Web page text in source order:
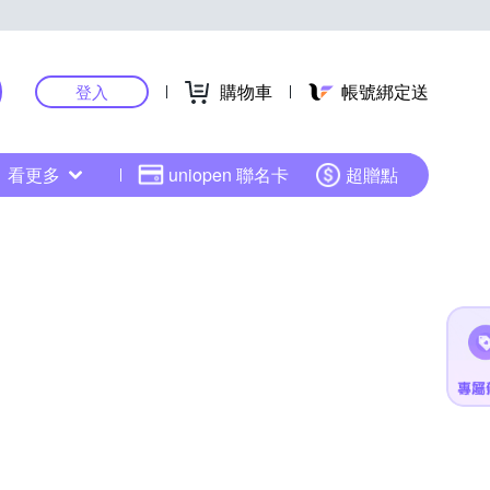
登入 購物車 帳號綁定送
看更多 uniopen 聯名卡 超贈點